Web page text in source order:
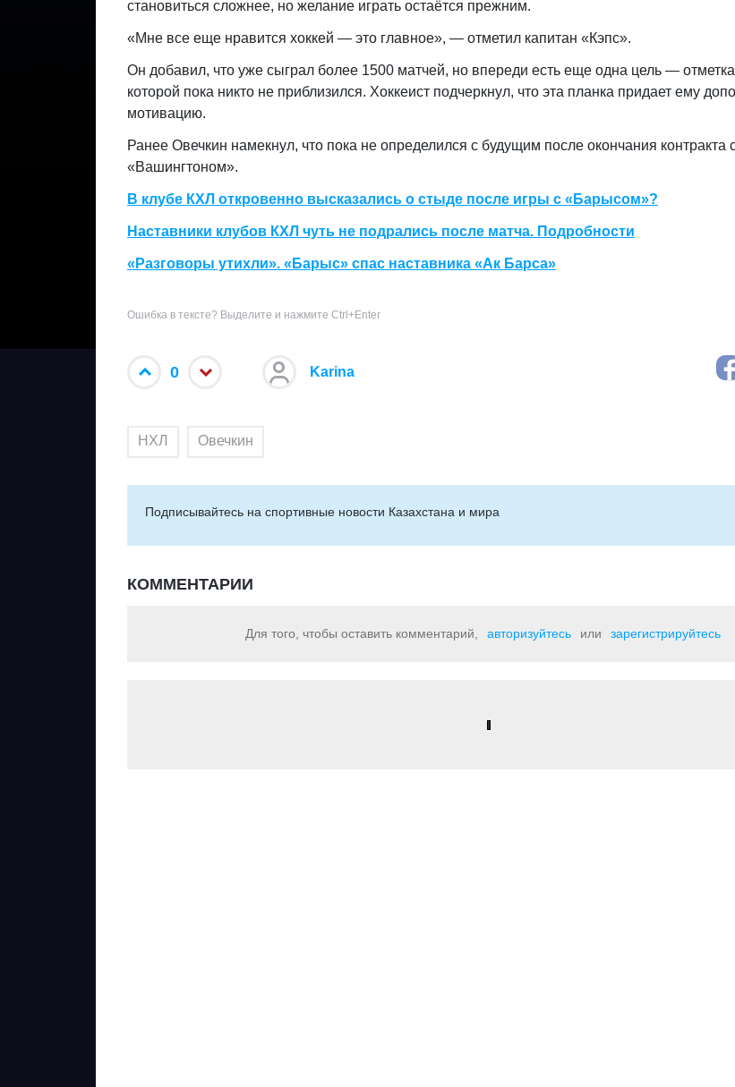
становиться сложнее, но желание играть остаётся прежним.
«Мне все еще нравится хоккей — это главное», — отметил капитан «Кэпс».
Он добавил, что уже сыграл более 1500 матчей, но впереди есть еще одна цель —
которой пока никто не приблизился. Хоккеист подчеркнул, что эта планка придает ему
мотивацию.
Ранее Овечкин намекнул, что пока не определился с будущим после окончания контракта
«Вашингтоном».
В клубе КХЛ откровенно высказались о стыде после игры с «Барысом»?
Наставники клубов КХЛ чуть не подрались после матча. Подробности
«Разговоры утихли». «Барыс» спас наставника «Ак Барса»
Ошибка в тексте? Выделите и нажмите Ctrl+Enter
0 Karina
НХЛ Овечкин
Подписывайтесь на cпортивные новости Казахстана и мира
КОММЕНТАРИИ
Для того, чтобы оставить комментарий, авторизуйтесь или зарегистрируйтесь